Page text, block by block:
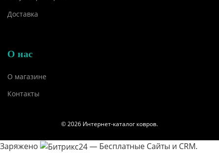
Доставка
О нас
О магазине
Контакты
© 2026 Интернет-каталог ковров.
Заряжено — Бесплатные Сайты и CRM.